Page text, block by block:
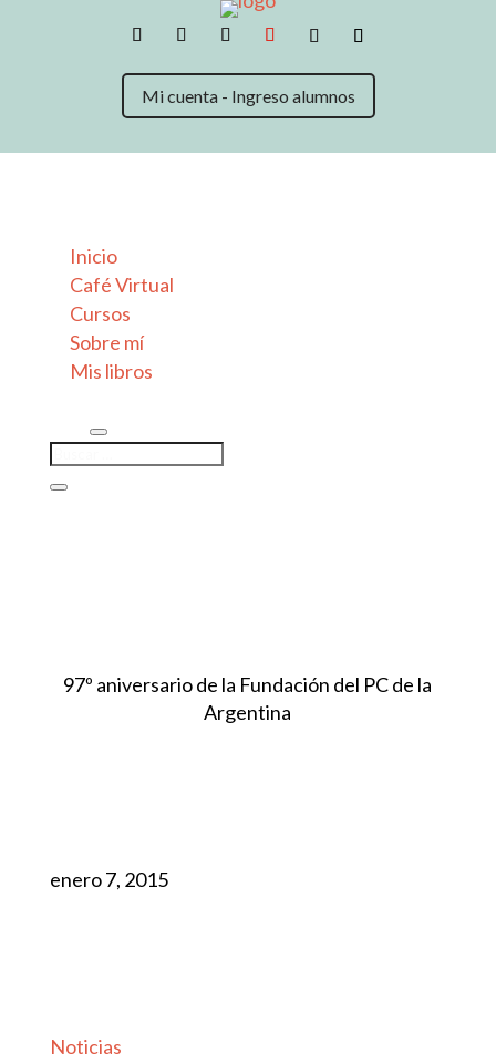
Mi cuenta - Ingreso alumnos
Inicio
Café Virtual
Cursos
Sobre mí
Mis libros
97º aniversario de la Fundación del PC de la
Argentina
enero 7, 2015
Noticias